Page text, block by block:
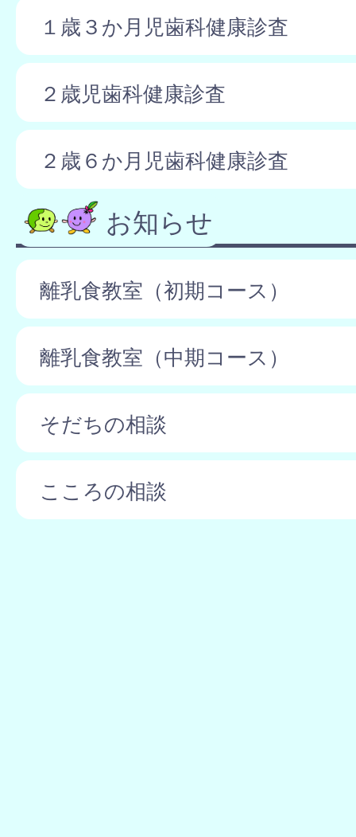
１歳３か月児歯科健康診査
２歳児歯科健康診査
２歳６か月児歯科健康診査
お知らせ
離乳食教室（初期コース）
離乳食教室（中期コース）
そだちの相談
こころの相談